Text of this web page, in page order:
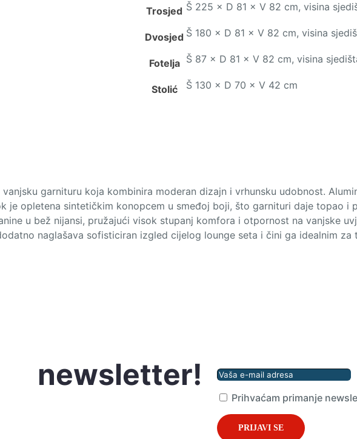
Trosjed Š 225 × D 81 × V 82 cm, visina
Dvosjed Š 180 × D 81 × V 82 cm, visina
Fotelja Š 87 × D 81 × V 82 cm, visina
Stolić Š 130 × D 70 × V 42 cm
garnituru koja kombinira moderan dizajn i vrhunsku udobnost.
je opletena sintetičkim konopcem u smeđoj boji, što garnituri daje topao i
u bež nijansi, pružajući visok stupanj komfora i otpornost na vanjske
naglašava sofisticiran izgled cijelog lounge seta i čini ga idealnim
newsletter!
Prihvaćam primanje